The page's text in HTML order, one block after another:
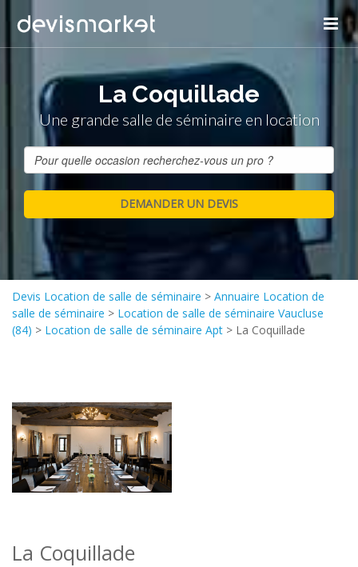
La Coquillade
Une grande salle de séminaire en location
Devis Location de salle de séminaire > Annuaire Location de
salle de séminaire > Location de salle de séminaire Vaucluse
(84) > Location de salle de séminaire Apt > La Coquillade
La Coquillade